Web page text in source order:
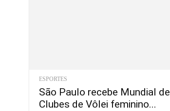
ESPORTES
São Paulo recebe Mundial de
Clubes de Vôlei feminino...